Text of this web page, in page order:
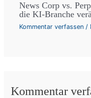
News Corp vs.
die KI-Branche
Kommentar verfassen /
Kommentar